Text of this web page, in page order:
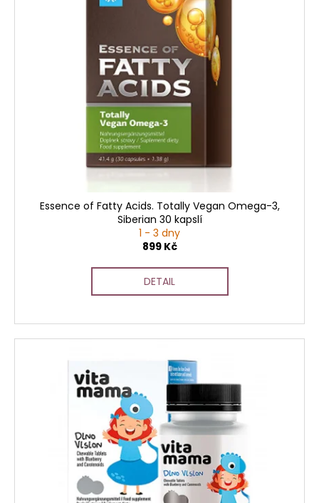
Essence of Fatty Acids. Totally Vegan Omega-3,
Siberian 30 kapslí
1 - 3 dny
899 Kč
DETAIL